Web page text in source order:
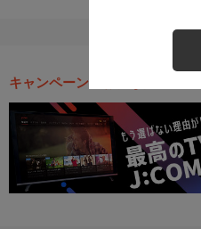
キャンペーン・お得な情報